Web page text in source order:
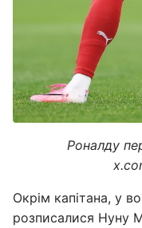
Роналду
Окрім капітана, у
розписалися Нуну